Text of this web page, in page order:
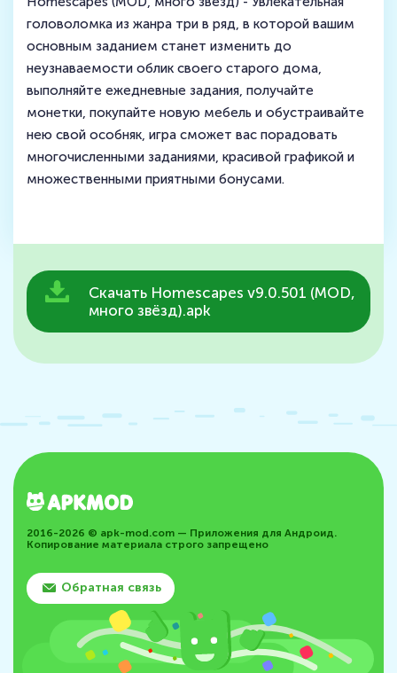
головоломка из жанра три в ряд, в которой вашим
основным заданием станет изменить до
неузнаваемости облик своего старого дома,
выполняйте ежедневные задания, получайте
монетки, покупайте новую мебель и обустраивайте
нею свой особняк, игра сможет вас порадовать
многочисленными заданиями, красивой графикой и
множественными приятными бонусами.
Скачать Homescapes v9.0.501 (MOD,
много звёзд).apk
2016-2026 © apk-mod.com — Приложения для Андроид.
Копирование материала строго запрещено
Обратная связь